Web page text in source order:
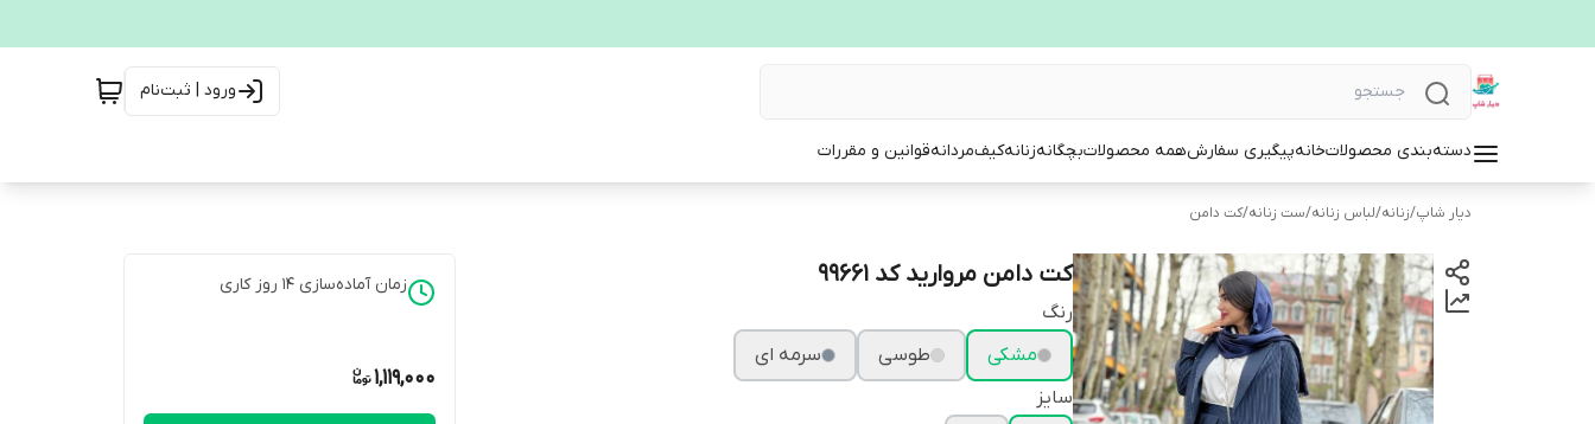
ورود | ثبت‌نام
دسته‌بندی محصولاتخانهپیگیری سفارشهمه محصولاتبچگانهزنانهکیفمردانهقوانین و مقررات
دیار شاپ/زنانه/لباس زنانه/ست زنانه/کت دامن
کت دامن مروارید کد 99661
رنگ
مشکی
طوسی
سرمه ای
سایز
زمان آماده‌سازی 14 روز کاری
1,119,000